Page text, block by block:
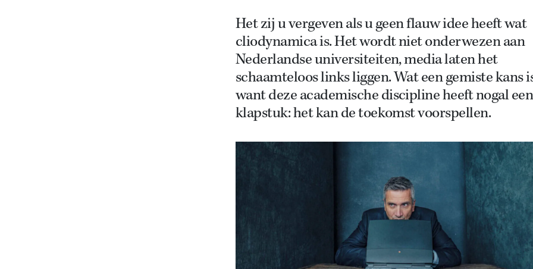
Het zij u vergeven als u geen flauw idee heeft wat
cliodynamica is. Het wordt niet onderwezen aan
Nederlandse universiteiten, media laten het
schaamteloos links liggen. Wat een gemiste kans
want deze academische discipline heeft nogal een
klapstuk: het kan de toekomst voorspellen.